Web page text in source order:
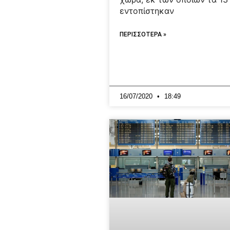
εντοπίστηκαν
ΠΕΡΙΣΣΟΤΕΡΑ »
16/07/2020 18:49